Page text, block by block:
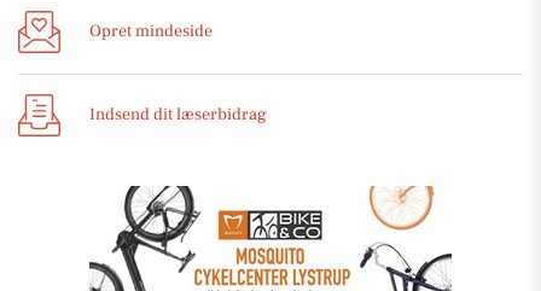
Opret mindeside
Indsend dit læserbidrag